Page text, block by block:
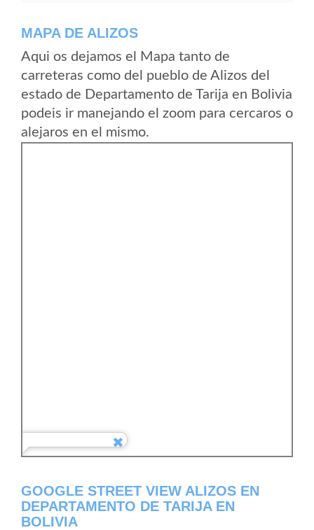
MAPA DE ALIZOS
Aqui os dejamos el Mapa tanto de
carreteras como del pueblo de Alizos del
estado de Departamento de Tarija en Bolivia
podeis ir manejando el zoom para cercaros o
alejaros en el mismo.
GOOGLE STREET VIEW ALIZOS EN
DEPARTAMENTO DE TARIJA EN
BOLIVIA